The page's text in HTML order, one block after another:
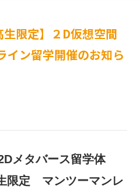
生限定】２D仮想空間
イン留学開催のお知ら
メタバース留学体
限定 マンツーマンレ